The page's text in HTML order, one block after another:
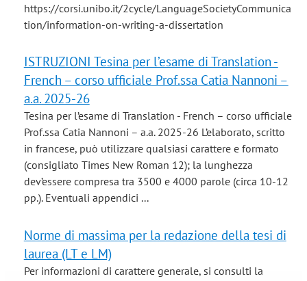
https://corsi.unibo.it/2cycle/LanguageSocietyCommunica
tion/information-on-writing-a-dissertation
ISTRUZIONI Tesina per l’esame di Translation -
French – corso ufficiale Prof.ssa Catia Nannoni –
a.a. 2025-26
Tesina per l’esame di Translation - French – corso ufficiale
Prof.ssa Catia Nannoni – a.a. 2025-26 L’elaborato, scritto
in francese, può utilizzare qualsiasi carattere e formato
(consigliato Times New Roman 12); la lunghezza
dev’essere compresa tra 3500 e 4000 parole (circa 10-12
pp.). Eventuali appendici ...
Norme di massima per la redazione della tesi di
laurea (LT e LM)
Per informazioni di carattere generale, si consulti la